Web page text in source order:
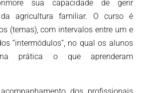
sua capacidade de gerir
da agricultura familiar. O curso é
(temas), com intervalos entre um e
“intermódulos”, no qual os alunos
prática o que aprenderam